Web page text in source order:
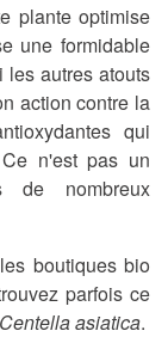
plante optimise
une formidable
les autres atouts
action contre la
qui
n'est pas un
nombreux
boutiques bio
parfois ce
Centella asiatica.